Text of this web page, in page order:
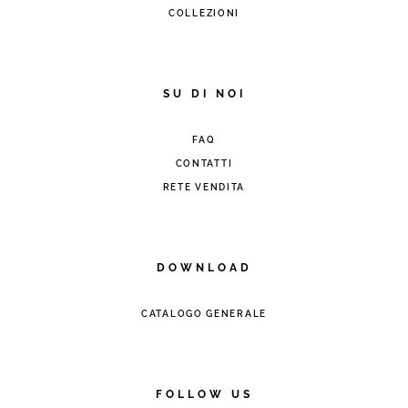
COLLEZIONI
SU DI NOI
FAQ
CONTATTI
RETE VENDITA
DOWNLOAD
CATALOGO GENERALE
FOLLOW US